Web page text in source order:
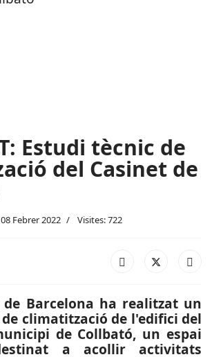
Estudi tècnic de
del Casinet de
08 Febrer 2022 Visites: 722
de Barcelona ha realitzat un
climatització de l'edifici del
de Collbató, un espai
a acollir activitats